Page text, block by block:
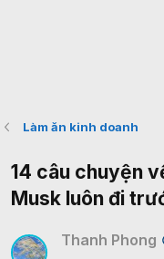
Làm ăn kinh doanh
14 câu chuyện
Musk luôn đi
Thanh Phong